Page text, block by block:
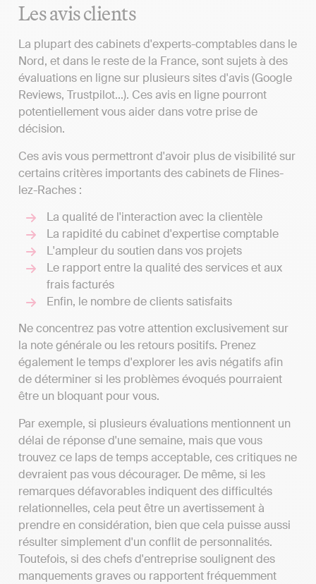
Les avis clients
La plupart des cabinets d'experts-comptables dans le
Nord, et dans le reste de la France, sont sujets à des
évaluations en ligne sur plusieurs sites d'avis (Google
Reviews, Trustpilot...). Ces avis en ligne pourront
potentiellement vous aider dans votre prise de
décision.
Ces avis vous permettront d'avoir plus de visibilité sur
certains critères importants des cabinets de Flines-
lez-Raches :
La qualité de l'interaction avec la clientèle
La rapidité du cabinet d'expertise comptable
L'ampleur du soutien dans vos projets
Le rapport entre la qualité des services et aux
frais facturés
Enfin, le nombre de clients satisfaits
Ne concentrez pas votre attention exclusivement sur
la note générale ou les retours positifs. Prenez
également le temps d'explorer les avis négatifs afin
de déterminer si les problèmes évoqués pourraient
être un bloquant pour vous.
Par exemple, si plusieurs évaluations mentionnent un
délai de réponse d'une semaine, mais que vous
trouvez ce laps de temps acceptable, ces critiques ne
devraient pas vous décourager. De même, si les
remarques défavorables indiquent des difficultés
relationnelles, cela peut être un avertissement à
prendre en considération, bien que cela puisse aussi
résulter simplement d'un conflit de personnalités.
Toutefois, si des chefs d'entreprise soulignent des
manquements graves ou rapportent fréquemment